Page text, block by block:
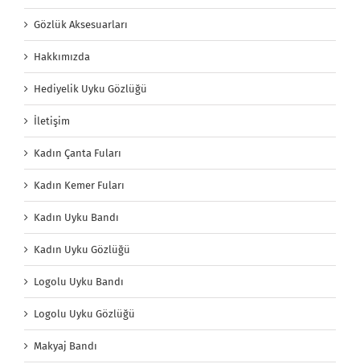
Gözlük Aksesuarları
Hakkımızda
Hediyelik Uyku Gözlüğü
İletişim
Kadın Çanta Fuları
Kadın Kemer Fuları
Kadın Uyku Bandı
Kadın Uyku Gözlüğü
Logolu Uyku Bandı
Logolu Uyku Gözlüğü
Makyaj Bandı